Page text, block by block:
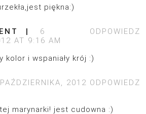
piękna:)
ODPOWIEDZ
6
AT 9:16 AM
kolor i wspaniały krój :)
ODPOWIEDZ
2012
marynarki! jest cudowna :)